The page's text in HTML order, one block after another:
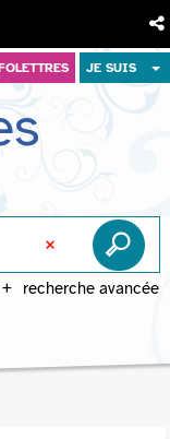
JE SUIS
recherche avancée